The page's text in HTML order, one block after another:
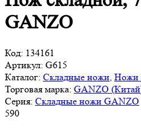
GANZO
Код: 134161
Артикул: G615
Каталог: Складные ножи Ножи
Торговая марка: GANZO
Серия: Складные ножи GANZO
590